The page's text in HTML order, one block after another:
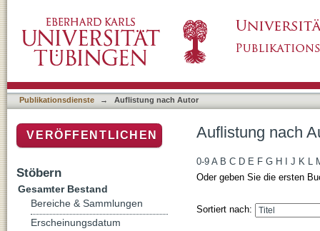
Publikationsdienste → Auflistung nach Autor
Auflistung nach
0-9 A B C D E F G H J K L
Oder geben Sie die ersten
Sortiert nach:
VERÖFFENTLICHEN
Stöbern
Gesamter Bestand
Bereiche & Sammlungen
Erscheinungsdatum